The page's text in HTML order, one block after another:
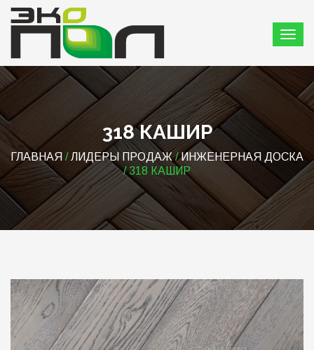
318 КАШИР
ГЛАВНАЯ /ЛИДЕРЫ ПРОДАЖ/ИНЖЕНЕРНАЯ ДОСКА
/ 318 КАШИР